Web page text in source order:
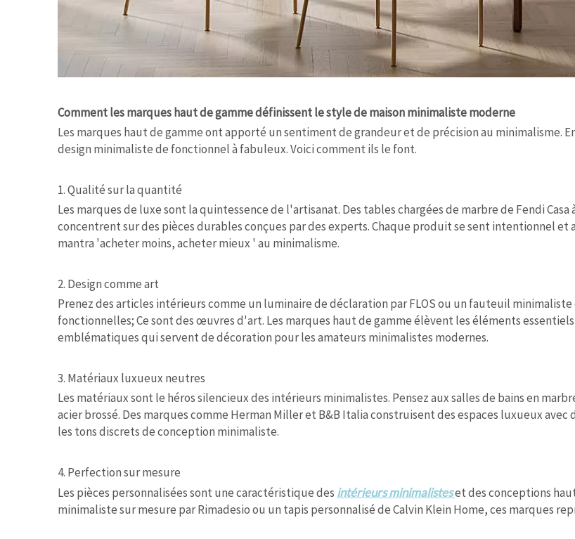
Comment les marques haut de gamme définissent le style de maison minimaliste moderne
Les marques haut de gamme ont apporté un sentiment de grandeur et de précision au minimalisme.
design minimaliste de fonctionnel à fabuleux. Voici comment ils le font.
1. Qualité sur la quantité
Les marques de luxe sont la quintessence de l'artisanat. Des tables chargées de marbre de Fendi
concentrent sur des pièces durables conçues par des experts. Chaque produit se sent intentionnel
mantra 'acheter moins, acheter mieux ' au minimalisme.
2. Design comme art
Prenez des articles intérieurs comme un luminaire de déclaration par FLOS ou un fauteuil minimaliste
fonctionnelles; Ce sont des œuvres d'art. Les marques haut de gamme élèvent les éléments
emblématiques qui servent de décoration pour les amateurs minimalistes modernes.
3. Matériaux luxueux neutres
Les matériaux sont le héros silencieux des intérieurs minimalistes. Pensez aux salles de bains en
acier brossé. Des marques comme Herman Miller et B&B Italia construisent des espaces luxueux
les tons discrets de conception minimaliste.
4. Perfection sur mesure
Les pièces personnalisées sont une caractéristique des intérieurs minimalisteset des conceptions
minimaliste sur mesure par Rimadesio ou un tapis personnalisé de Calvin Klein Home, ces marques